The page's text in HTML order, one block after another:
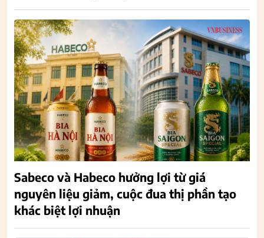
Sabeco và Habeco hưởng lợi từ giá
nguyên liệu giảm, cuộc đua thị phần tạo
khác biệt lợi nhuận